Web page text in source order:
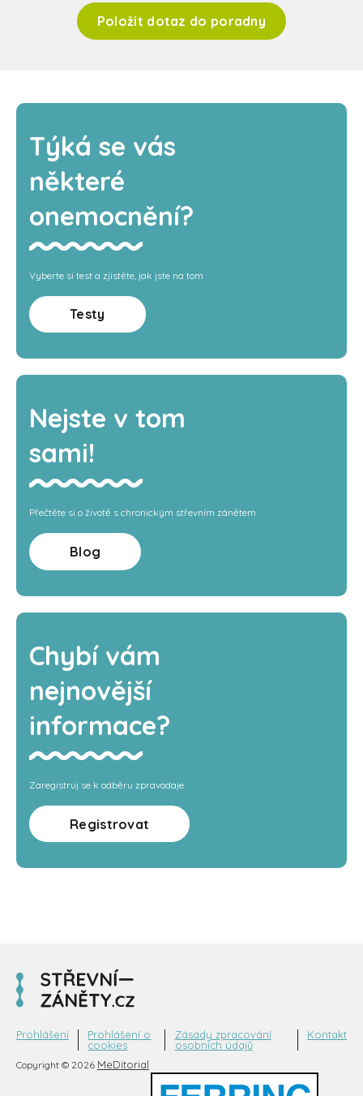
Položit dotaz do poradny
Týká se vás
některé
onemocnění?
Vyberte si test a zjistěte, jak jste na tom
Testy
Nejste v tom
sami!
Přečtěte si o životě s chronickým střevním zánětem
Blog
Chybí vám
nejnovější
informace?
Zaregistruj se k odběru zpravodaje
Registrovat
Copyright © 2026 MeDitorial
Prohlášení
Prohlášení o
cookies
Zásady zpracování
osobních údajů
Kontakt